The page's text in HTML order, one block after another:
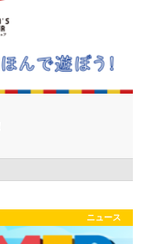
ニュース